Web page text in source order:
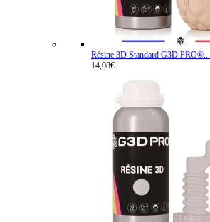
Résine 3D Standard G3D PRO®...
14,08€